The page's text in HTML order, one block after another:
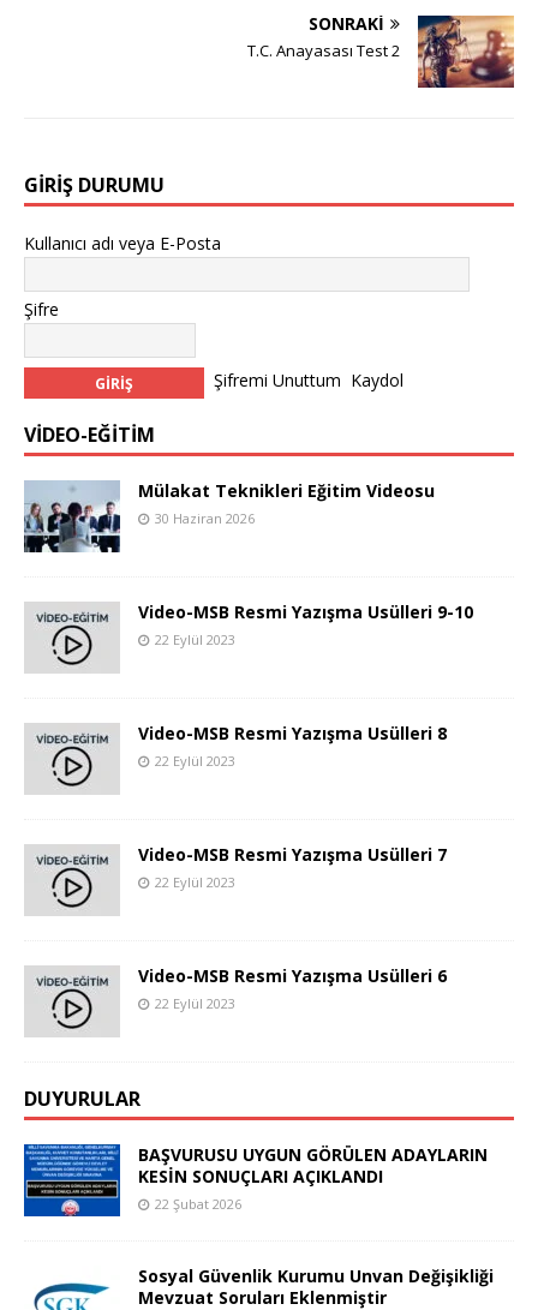
SONRAKI
T.C. Anayasası Test 2
GIRIŞ DURUMU
Kullanıcı adı veya E-Posta
Şifre
Şifremi Unuttum Kaydol
VİDEO-EĞİTİM
Mülakat Teknikleri Eğitim Videosu
30 Haziran 2026
Video-MSB Resmi Yazışma Usülleri 9-10
22 Eylül 2023
Video-MSB Resmi Yazışma Usülleri 8
22 Eylül 2023
Video-MSB Resmi Yazışma Usülleri 7
22 Eylül 2023
Video-MSB Resmi Yazışma Usülleri 6
22 Eylül 2023
DUYURULAR
BAŞVURUSU UYGUN GÖRÜLEN ADAYLARIN
KESİN SONUÇLARI AÇIKLANDI
22 Şubat 2026
Sosyal Güvenlik Kurumu Unvan Değişikliği
Mevzuat Soruları Eklenmiştir